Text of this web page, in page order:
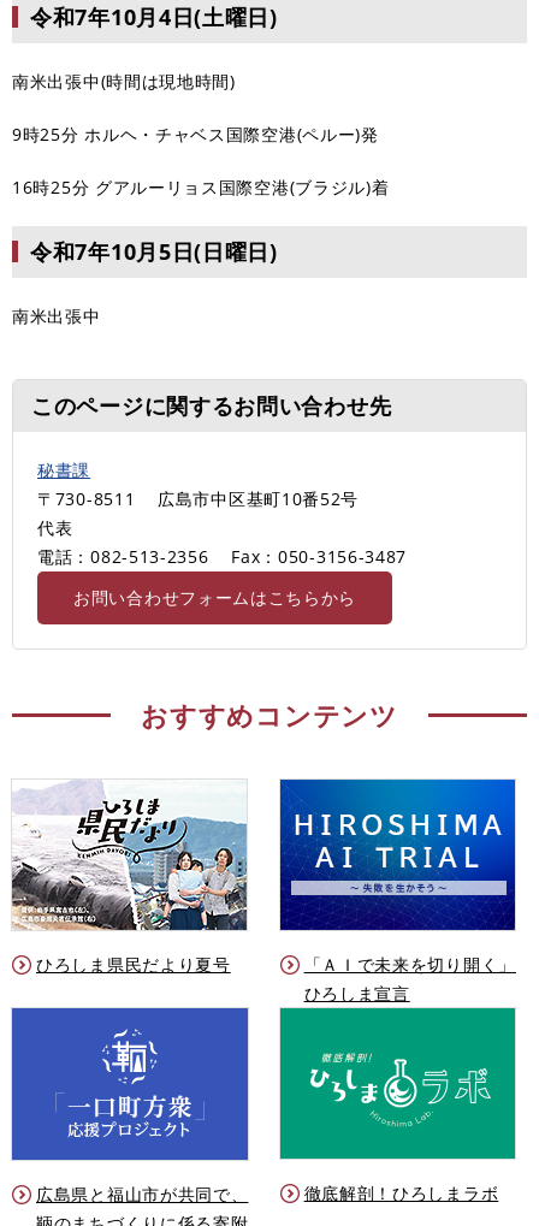
令和7年10月4日(土曜日)
南米出張中(時間は現地時間)
9時25分 ホルヘ・チャベス国際空港(ペルー)発
16時25分 グアルーリョス国際空港(ブラジル)着
令和7年10月5日(日曜日)
南米出張中
このページに関するお問い合わせ先
秘書課
〒730-8511
広島市中区基町10番52号
代表
電話：082-513-2356
Fax：050-3156-3487
お問い合わせフォームはこちらから
おすすめコンテンツ
ひろしま県民だより夏号
「ＡＩで未来を切り開く」
ひろしま宣言
広島県と福山市が共同で、
徹底解剖！ひろしまラボ